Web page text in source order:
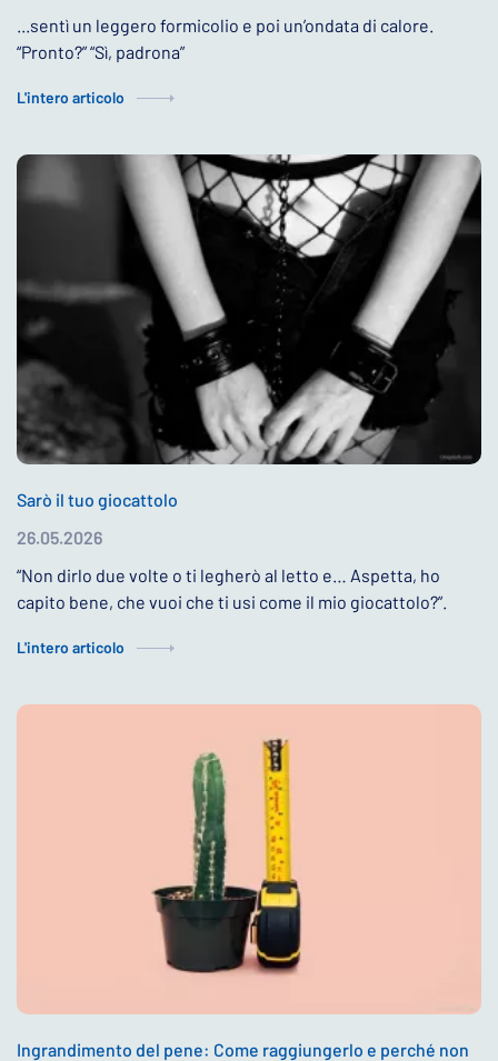
...sentì un leggero formicolio e poi un’ondata di calore.
“Pronto?” “Sì, padrona”
L'intero articolo
Sarò il tuo giocattolo
26.05.2026
“Non dirlo due volte o ti legherò al letto e… Aspetta, ho
capito bene, che vuoi che ti usi come il mio giocattolo?”.
L'intero articolo
Ingrandimento del pene: Come raggiungerlo e perché non